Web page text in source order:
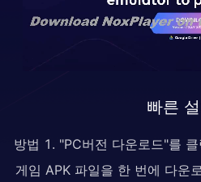
빠른
방법 1. "PC버전 다운로드"를
게임 APK 파일을 한 번에 다운